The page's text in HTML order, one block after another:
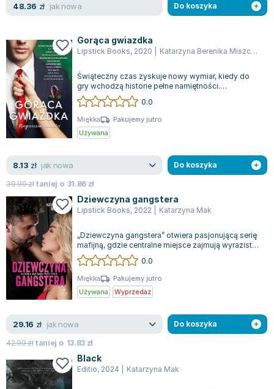
48.36 zł jak nowa Do koszyka
Gorąca gwiazdka
Lipstick Books, 2020 Katarzyna Berenika Miszczuk
Świąteczny czas zyskuje nowy wymiar, kiedy do
gry wchodzą historie pełne namiętności.
Wyjątkowe opowieści, stworzone przez uznane...
0.0
Miękka
Pakujemy jutro
Używana
8.13 zł jak nowa
39.99złtaniej o 31.86 zł
Do koszyka
Dziewczyna gangstera
Lipstick Books, 2022 Katarzyna Mak
„Dziewczyna gangstera” otwiera pasjonującą serię
mafijną, gdzie centralne miejsce zajmują wyraziste
postacie, nieoczekiwane zwroty...
0.0
Miękka
Pakujemy jutro
Używana
Wyprzedaż
29.16 zł jak nowa
42.99złtaniej o 13.83 zł
Do koszyka
Black
Editio, 2024 Katarzyna Mak